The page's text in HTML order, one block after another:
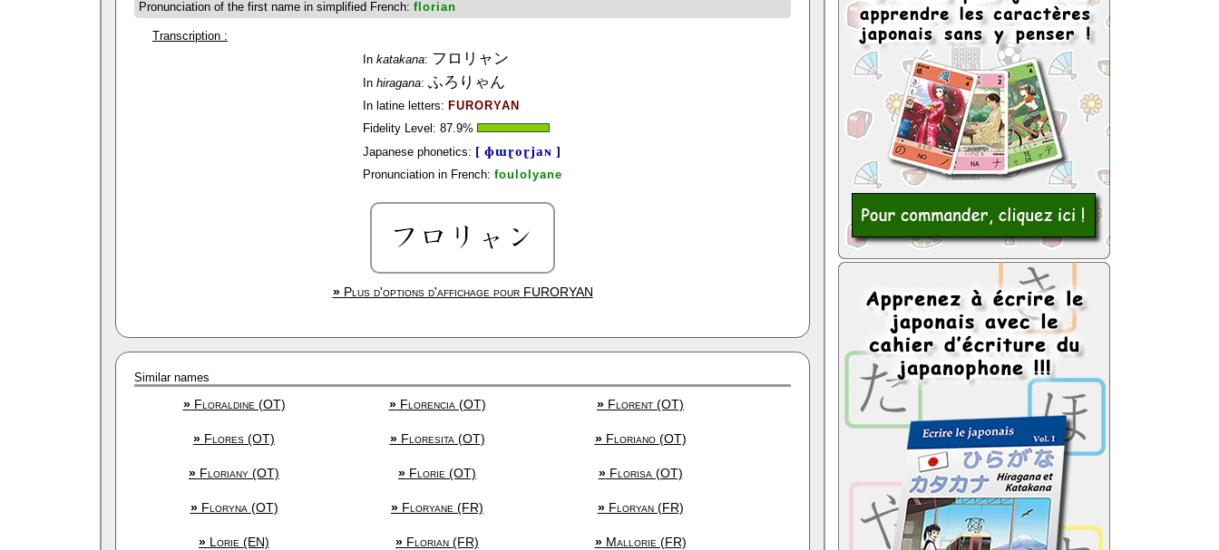
Pronunciation of the first name in simplified French: florian
Transcription :
In katakana: フロリャン
In hiragana: ふろりゃん
In latine letters: FURORYAN
Fidelity Level: 87.9%
Japanese phonetics: [ ɸɯɽoɽjaɴ ]
Pronunciation in French: foulolyane
»Plus d'options d'affichage pourFURORYAN
Similar names
»Floraldine (OT) »Florencia (OT) » Florent (OT)
» Flores (OT) »Floresita (OT) »Floriano (OT)
» Floriany (OT) » Florie (OT) »Florisa (OT)
»Floryna (OT) » Floryane (FR) »Floryan (FR)
» Lorie (EN) » Florian (FR) »Mallorie (FR)